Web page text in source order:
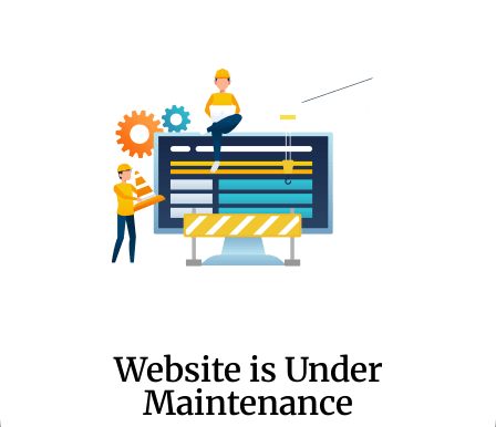
Dinas P3A Gelar Rakor GT-TPPO Provinsi
3 December 2021
Ambon, Media Center Maluku - Dinas Pemberdayaan
Perempuan dan Perlindungan...
Gubernur Harap Sekolah Dapat
Membentuk Sekolah Ramah Anak
Website is Under
Maintenance